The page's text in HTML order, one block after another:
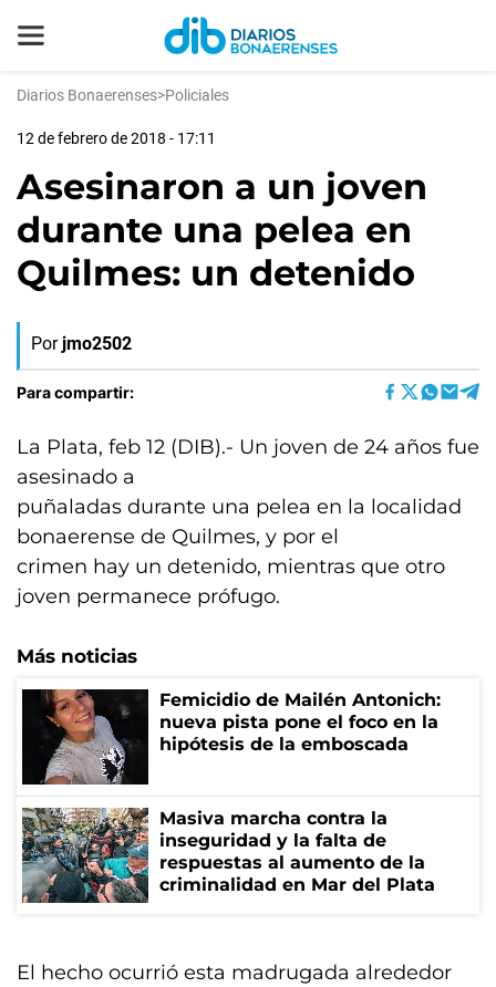
Diarios Bonaerenses>Policiales
12 de febrero de 2018 - 17:11
Asesinaron a un joven
durante una pelea en
Quilmes: un detenido
Por jmo2502
Para compartir:
La Plata, feb 12 (DIB).- Un joven de 24 años fue
asesinado a
puñaladas durante una pelea en la localidad
bonaerense de Quilmes, y por el
crimen hay un detenido, mientras que otro
joven permanece prófugo.
Más noticias
Femicidio de Mailén Antonich:
nueva pista pone el foco en la
hipótesis de la emboscada
Masiva marcha contra la
inseguridad y la falta de
respuestas al aumento de la
criminalidad en Mar del Plata
El hecho ocurrió esta madrugada alrededor